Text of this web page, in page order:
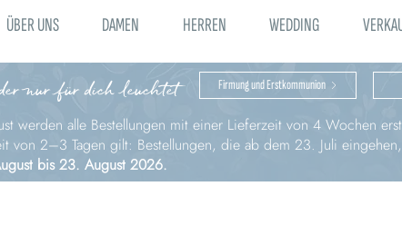
ÜBER UNS DAMEN HERREN WEDDING
nur für dich leuchtet Firmung und Erstkommunion
werden alle Bestellungen mit einer Lieferzeit von 4 Wochen
von 2–3 Tagen gilt: Bestellungen, die ab dem 23. Juli
bis 23. August 2026.